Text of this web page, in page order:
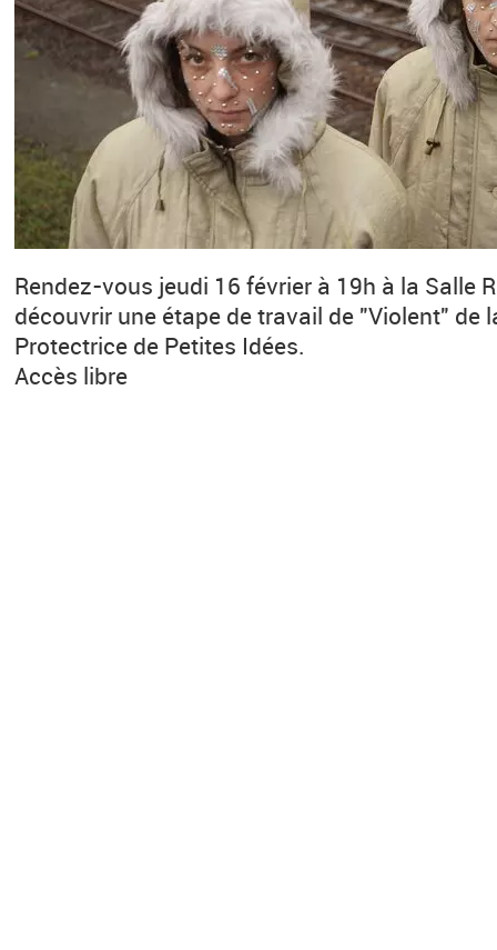
Rendez-vous jeudi 16 février à 19h à la Salle
découvrir une étape de travail de "Violent" de
Protectrice de Petites Idées.
Accès libre